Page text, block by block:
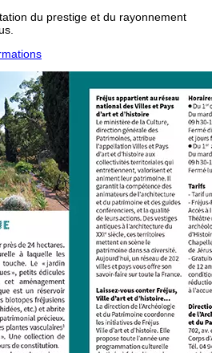
du prestige et du rayonnement